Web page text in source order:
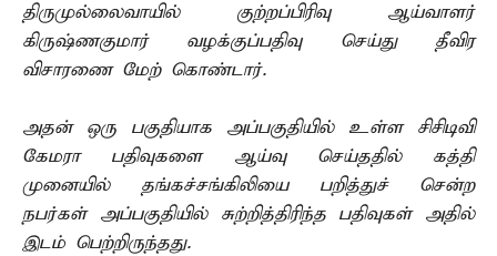
திருமுல்லைவாயில் குற்றப்பிரிவு ஆய்வாளர்
கிருஷ்ணகுமார் வழக்குப்பதிவு செய்து தீவிர
விசாரணை மேற் கொண்டார்.
அதன் ஒரு பகுதியாக அப்பகுதியில் உள்ள சிசிடிவி
கேமரா பதிவுகளை ஆய்வு செய்ததில் கத்தி
முனையில் தங்கச்சங்கிலியை பறித்துச் சென்ற
நபர்கள் அப்பகுதியில் சுற்றித்திரிந்த பதிவுகள் அதில்
இடம் பெற்றிருந்தது.